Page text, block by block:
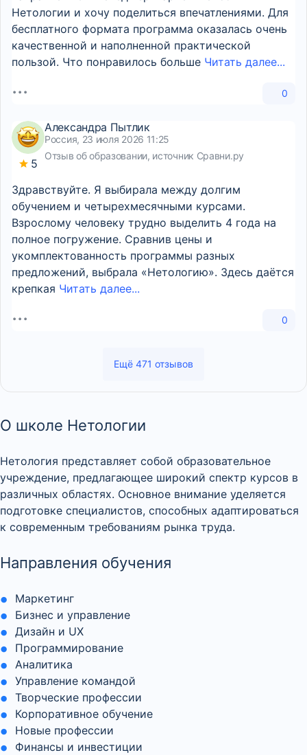
Нетологии и хочу поделиться впечатлениями. Для
бесплатного формата программа оказалась очень
качественной и наполненной практической
пользой. Что понравилось больше Читать далее...
0
5
Александра Пытлик
Россия, 23 июля 2026 11:25
Отзыв об образовании, источник Сравни.ру
Здравствуйте. Я выбирала между долгим
обучением и четырехмесячными курсами.
Взрослому человеку трудно выделить 4 года на
полное погружение. Сравнив цены и
укомплектованность программы разных
предложений, выбрала «Нетологию». Здесь даётся
крепкая Читать далее...
0
Ещё 471 отзывов
О школе Нетологии
Нетология представляет собой образовательное
учреждение, предлагающее широкий спектр курсов в
различных областях. Основное внимание уделяется
подготовке специалистов, способных адаптироваться
к современным требованиям рынка труда.
Направления обучения
Маркетинг
Бизнес и управление
Дизайн и UX
Программирование
Аналитика
Управление командой
Творческие профессии
Корпоративное обучение
Новые профессии
Финансы и инвестиции